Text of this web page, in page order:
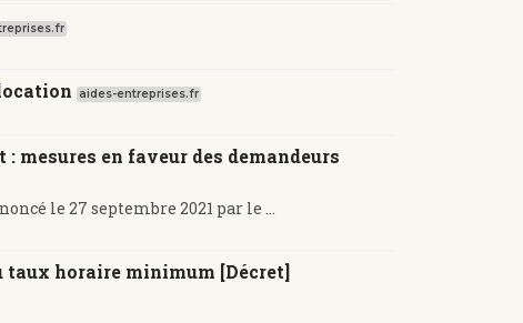
aides-entreprises.fr
mesures en faveur des demandeurs
le 27 septembre 2021 par le ...
horaire minimum [Décret]